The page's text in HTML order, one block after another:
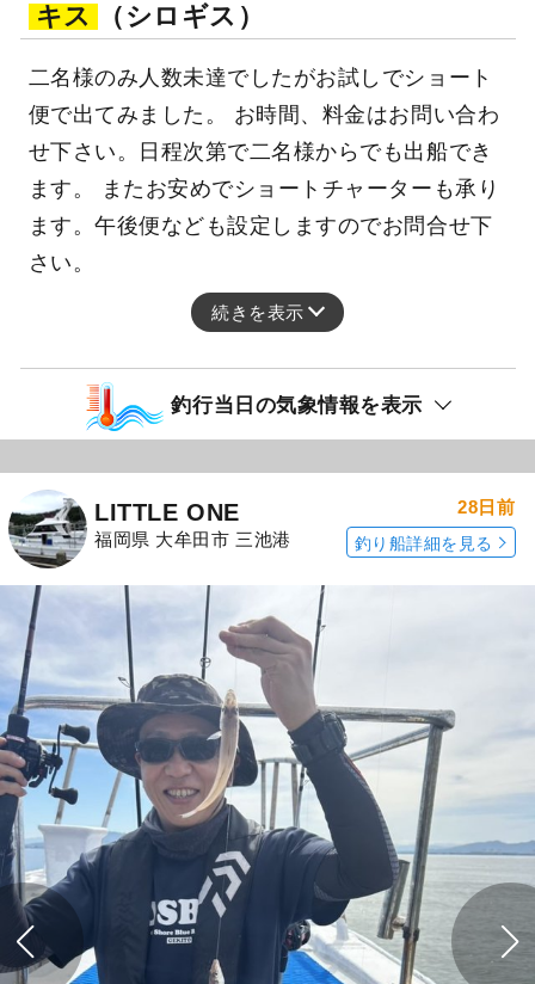
キス （シロギス）
二名様のみ人数未達でしたがお試しでショート
便で出てみました。 お時間、料金はお問い合わ
せ下さい。日程次第で二名様からでも出船でき
ます。 またお安めでショートチャーターも承り
ます。午後便なども設定しますのでお問合せ下
さい。
続きを表示
釣行当日の気象情報を表示
LITTLE ONE
福岡県 大牟田市 三池港
28日前
釣り船詳細を見る